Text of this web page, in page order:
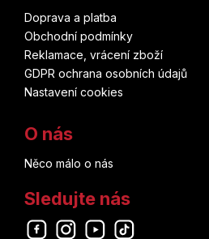
Doprava a platba
Obchodní podmínky
Reklamace, vrácení zboží
GDPR ochrana osobních údajů
Nastavení cookies
O nás
Něco málo o nás
Sledujte nás